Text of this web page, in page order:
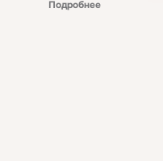
Подробнее